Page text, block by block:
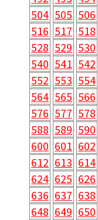
504 505 506
516 517 518
528 529 530
540 541 542
552 553 554
564 565 566
576 577 578
588 589 590
600 601 602
612 613 614
624 625 626
636 637 638
648 649 650